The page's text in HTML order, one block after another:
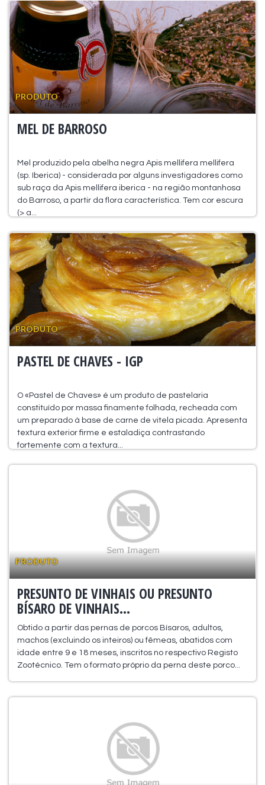
PRODUTO
MEL DE BARROSO
Mel produzido pela abelha negra Apis mellifera mellifera
(sp. Iberica) - considerada por alguns investigadores como
sub raça da Apis mellifera iberica - na região montanhosa
do Barroso, a partir da flora característica. Tem cor escura
(> a...
PRODUTO
PASTEL DE CHAVES - IGP
O «Pastel de Chaves» é um produto de pastelaria
constituído por massa finamente folhada, recheada com
um preparado à base de carne de vitela picada. Apresenta
textura exterior firme e estaladiça contrastando
fortemente com a textura...
PRODUTO
PRESUNTO DE VINHAIS OU PRESUNTO
BÍSARO DE VINHAIS...
Obtido a partir das pernas de porcos Bísaros, adultos,
machos (excluindo os inteiros) ou fêmeas, abatidos com
idade entre 9 e 18 meses, inscritos no respectivo Registo
Zootécnico. Tem o formato próprio da perna deste porco...